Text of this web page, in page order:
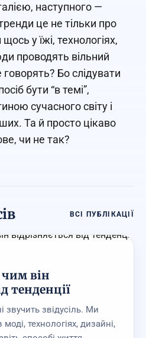
наступного —
це не тільки про
у їжі, технологіях,
проводять вільний
Бо слідувати
бути “в темі”,
сучасного світу і
Та й просто цікаво
чи не так?
ВСІ ПУБЛІКАЦІЇ
він
тенденції
звучить звідусіль. Ми
технологіях, дизайні,